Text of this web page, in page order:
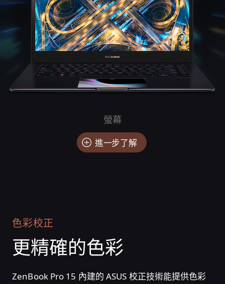
螢幕
進一步了解
色彩校正
更精確的色彩
ZenBook Pro 15 內建的 ASUS 校正技術能提供色彩